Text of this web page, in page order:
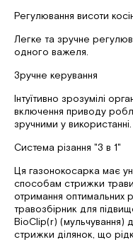
Регулювання висоти
Легке та зручне
одного важеля.
Зручне керування
Інтуїтивно зрозумілі
включення приводу
зручними у використанні.
Система різання "3 в 1"
Ця газонокосарка має
способам стрижки
отримання оптимальних
травозбірник для
BioClip(r) (мульчування)
стрижки ділянок, що